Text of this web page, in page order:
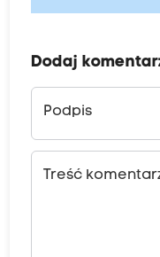
Dodaj
Podpis
Treść